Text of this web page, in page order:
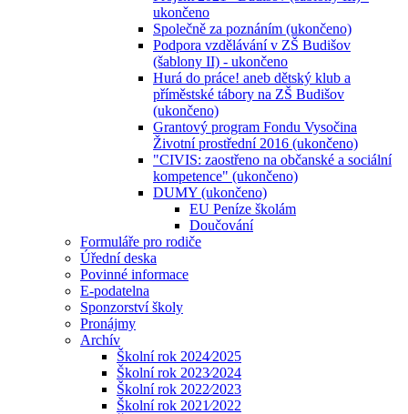
ukončeno
Společně za poznáním (ukončeno)
Podpora vzdělávání v ZŠ Budišov
(šablony II) - ukončeno
Hurá do práce! aneb dětský klub a
příměstské tábory na ZŠ Budišov
(ukončeno)
Grantový program Fondu Vysočina
Životní prostřední 2016 (ukončeno)
"CIVIS: zaostřeno na občanské a sociální
kompetence" (ukončeno)
DUMY (ukončeno)
EU Peníze školám
Doučování
Formuláře pro rodiče
Úřední deska
Povinné informace
E-podatelna
Sponzorství školy
Pronájmy
Archív
Školní rok 2024⁄2025
Školní rok 2023⁄2024
Školní rok 2022⁄2023
Školní rok 2021⁄2022